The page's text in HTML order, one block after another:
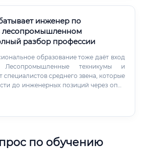
инженер по
лесопромышленном
разбор профессии
образование тоже даёт вход
техникумы и
специалистов среднего звена, которые
до инженерных позиций через опыт
развития уже в процессе работы —
по обучению